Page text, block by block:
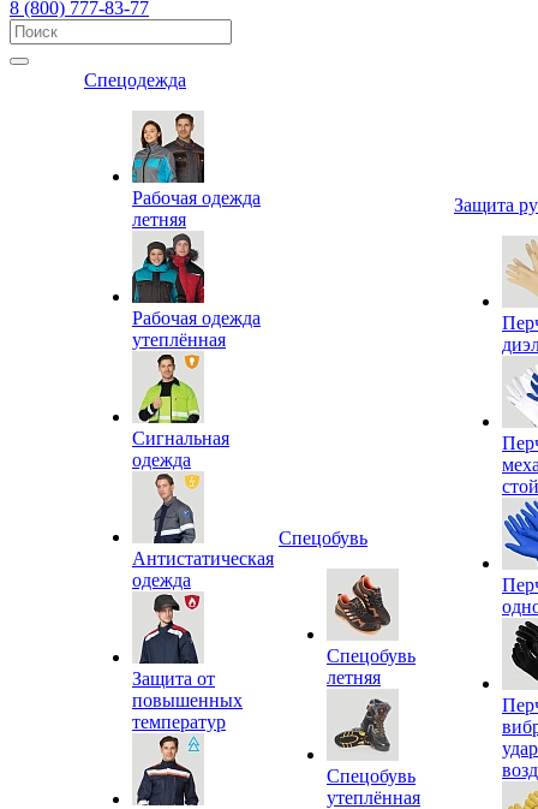
8 (800) 777-83-77
Спецодежда
Рабочая одежда
летняя
Рабочая одежда
утеплённая
Сигнальная
одежда
Антистатическая
одежда
Защита от
повышенных
температур
Спецобувь
Спецобувь
летняя
Спецобувь
утеплённая
Защита